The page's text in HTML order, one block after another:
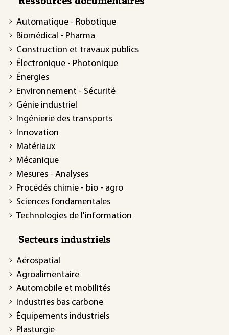
Automatique - Robotique
Biomédical - Pharma
Construction et travaux publics
Électronique - Photonique
Énergies
Environnement - Sécurité
Génie industriel
Ingénierie des transports
Innovation
Matériaux
Mécanique
Mesures - Analyses
Procédés chimie - bio - agro
Sciences fondamentales
Technologies de l'information
Secteurs industriels
Aérospatial
Agroalimentaire
Automobile et mobilités
Industries bas carbone
Équipements industriels
Plasturgie